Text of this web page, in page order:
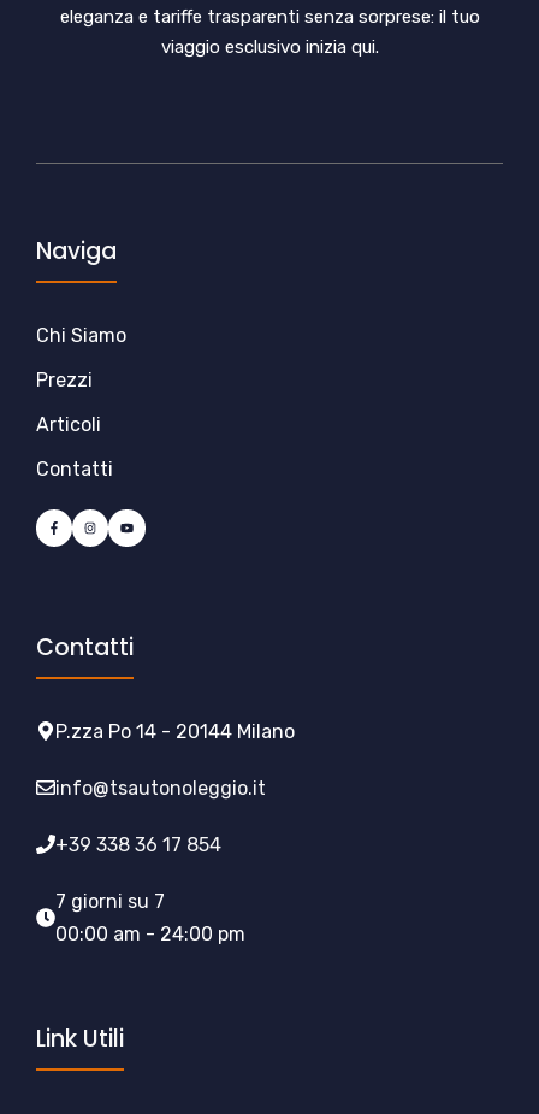
eleganza e tariffe trasparenti senza sorprese: il tuo
viaggio esclusivo inizia qui.
Naviga
Chi Siamo
Prezzi
Articoli
Contatti
Contatti
P.zza Po 14 - 20144 Milano
info@tsautonoleggio.it
+39 338 36 17 854
7 giorni su 7
00:00 am - 24:00 pm
Link Utili